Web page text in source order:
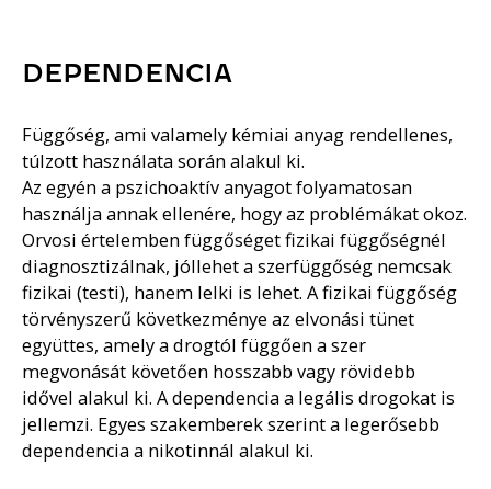
DEPENDENCIA
Függőség, ami valamely kémiai anyag rendellenes,
túlzott használata során alakul ki.
Az egyén a pszichoaktív anyagot folyamatosan
használja annak ellenére, hogy az problémákat okoz.
Orvosi értelemben függőséget fizikai függőségnél
diagnosztizálnak, jóllehet a szerfüggőség nemcsak
fizikai (testi), hanem lelki is lehet. A fizikai függőség
törvényszerű következménye az elvonási tünet
együttes, amely a drogtól függően a szer
megvonását követően hosszabb vagy rövidebb
idővel alakul ki. A dependencia a legális drogokat is
jellemzi. Egyes szakemberek szerint a legerősebb
dependencia a nikotinnál alakul ki.